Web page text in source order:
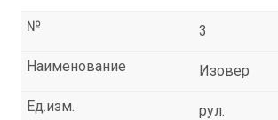
3
№
Изовер
Наименование
рул.
Ед.изм.